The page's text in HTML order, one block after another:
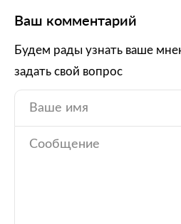
Ваш комментарий
Будем рады узнать ваше
задать свой вопрос